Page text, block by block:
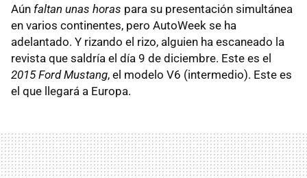
Aún faltan unas horas para su presentación simultánea
en varios continentes, pero AutoWeek se ha
adelantado. Y rizando el rizo, alguien ha escaneado la
revista que saldría el día 9 de diciembre. Este es el
2015 Ford Mustang, el modelo V6 (intermedio). Este es
el que llegará a Europa.